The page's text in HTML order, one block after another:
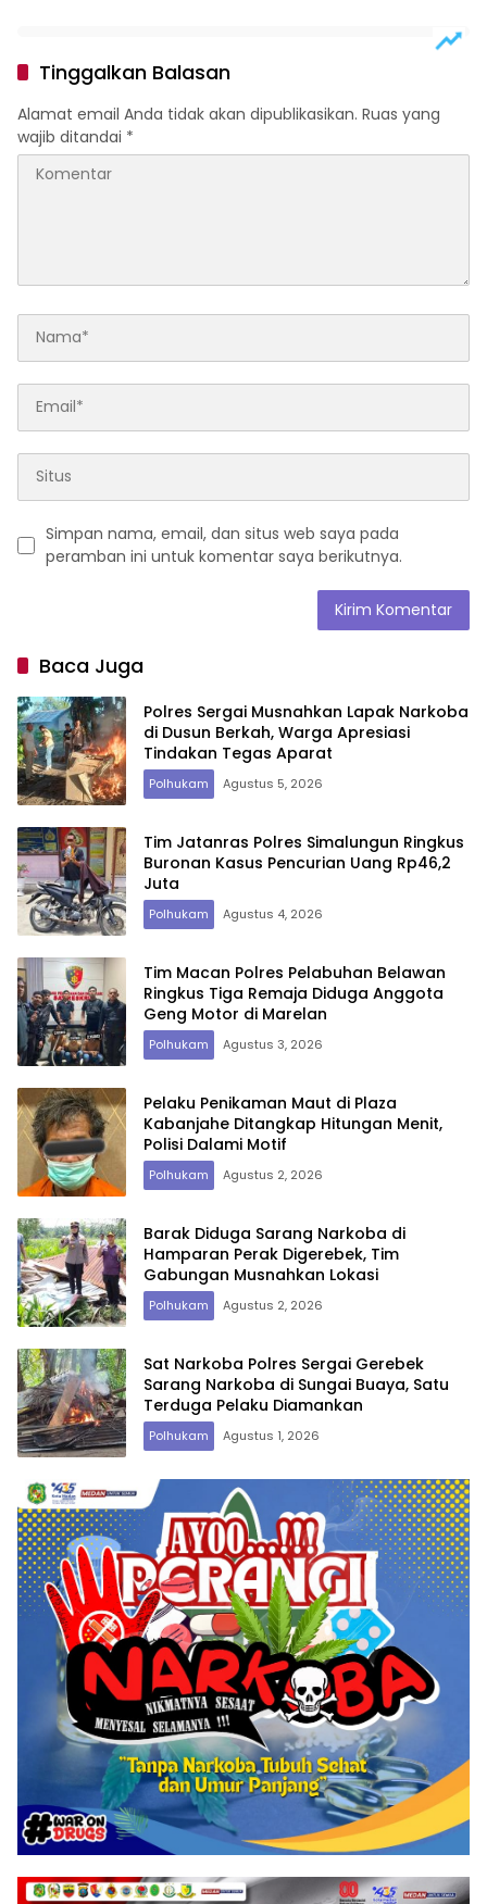
Tinggalkan Balasan
Alamat email Anda tidak akan dipublikasikan. Ruas yang
wajib ditandai *
Simpan nama, email, dan situs web saya pada
peramban ini untuk komentar saya berikutnya.
Baca Juga
Polres Sergai Musnahkan Lapak Narkoba
di Dusun Berkah, Warga Apresiasi
Tindakan Tegas Aparat
Polhukam Agustus 5, 2026
Tim Jatanras Polres Simalungun Ringkus
Buronan Kasus Pencurian Uang Rp46,2
Juta
Polhukam Agustus 4, 2026
Tim Macan Polres Pelabuhan Belawan
Ringkus Tiga Remaja Diduga Anggota
Geng Motor di Marelan
Polhukam Agustus 3, 2026
Pelaku Penikaman Maut di Plaza
Kabanjahe Ditangkap Hitungan Menit,
Polisi Dalami Motif
Polhukam Agustus 2, 2026
Barak Diduga Sarang Narkoba di
Hamparan Perak Digerebek, Tim
Gabungan Musnahkan Lokasi
Polhukam Agustus 2, 2026
Sat Narkoba Polres Sergai Gerebek
Sarang Narkoba di Sungai Buaya, Satu
Terduga Pelaku Diamankan
Polhukam Agustus 1, 2026